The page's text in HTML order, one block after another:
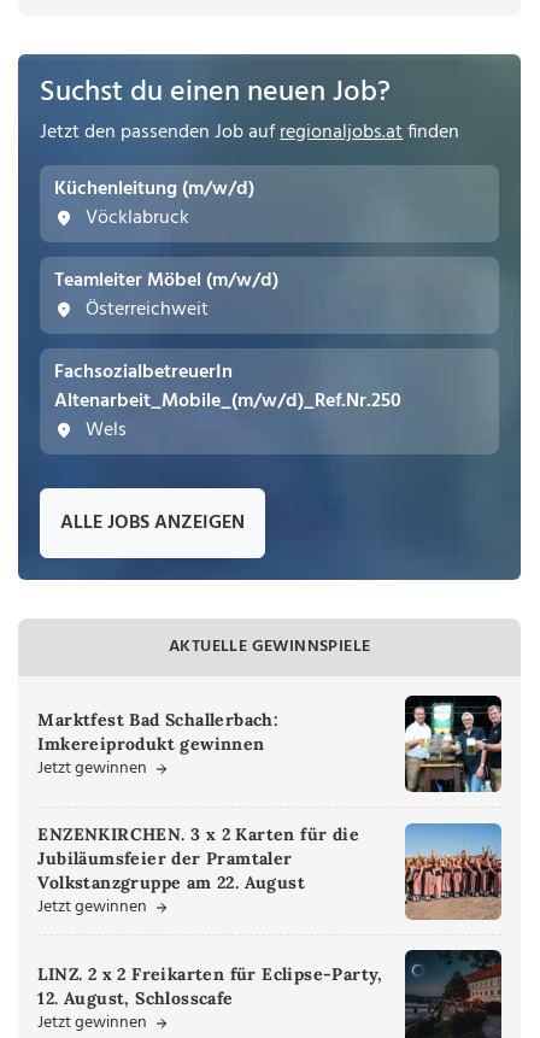
Suchst du einen neuen Job?
Jetzt den passenden Job aufregionaljobs.atfinden
Küchenleitung (m/w/d)
Vöcklabruck
Teamleiter Möbel (m/w/d)
Österreichweit
FachsozialbetreuerIn
Altenarbeit_Mobile_(m/w/d)_Ref.Nr.250
Wels
ALLE JOBS ANZEIGEN
AKTUELLE GEWINNSPIELE
Marktfest Bad Schallerbach:
Imkereiprodukt gewinnen
Jetzt gewinnen
ENZENKIRCHEN. 3 x 2 Karten für die
Jubiläumsfeier der Pramtaler
Volkstanzgruppe am 22. August
Jetzt gewinnen
LINZ. 2 x 2 Freikarten für Eclipse-Party,
12. August, Schlosscafe
Jetzt gewinnen